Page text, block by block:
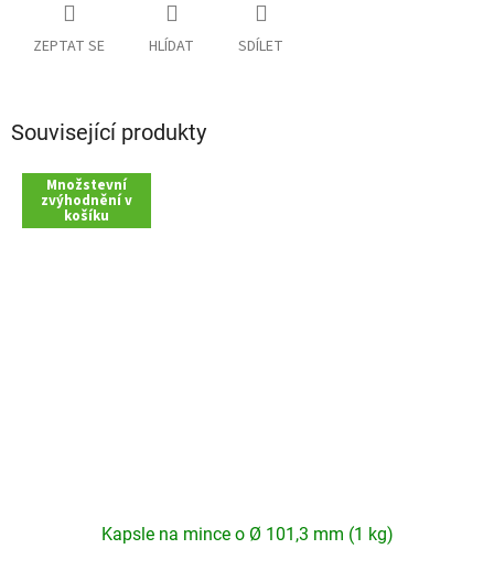
ZEPTAT SE HLÍDAT SDÍLET
Související produkty
Množstevní
zvýhodnění v
košíku
Kapsle na mince o Ø 101,3 mm (1 kg)